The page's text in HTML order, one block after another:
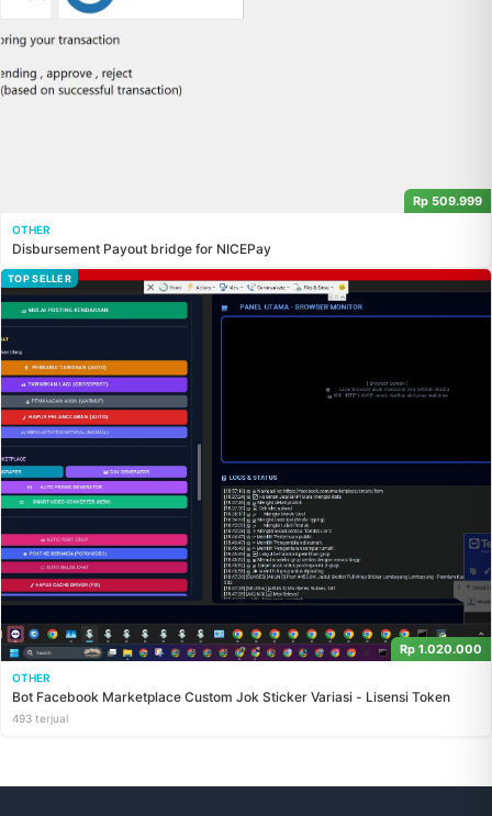
Rp 509.999
OTHER
Disbursement Payout bridge for NICEPay
TOP SELLER
Rp 1.020.000
OTHER
Bot Facebook Marketplace Custom Jok Sticker Variasi - Lisensi Token
493 terjual